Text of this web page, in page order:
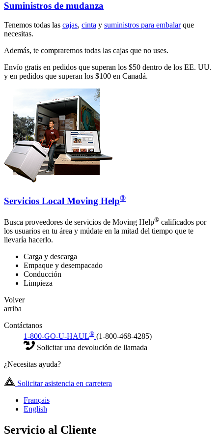
Suministros de mudanza
Tenemos todas las cajas, cinta y suministros para embalarque
necesitas.
Además, te compraremos todas las cajas que no uses.
Envío gratis en pedidos que superan los $50 dentro de los EE. UU.
y en pedidos que superan los $100 en Canadá.
Servicios Local Moving Help®
Busca proveedores de servicios de Moving Help® calificados por
los usuarios en tu área y múdate en la mitad del tiempo que te
llevaría hacerlo.
Carga y descarga
Empaque y desempacado
Conducción
Limpieza
Volver
arriba
Contáctanos
1-800-GO-U-HAUL® (1-800-468-4285)
Solicitar una devolución de llamada
¿Necesitas ayuda?
Solicitar asistencia en carretera
Français
English
Servicio al Cliente